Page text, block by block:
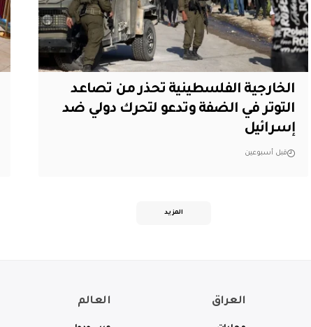
الخارجية الفلسطينية تحذر من تصاعد
التوتر في الضفة وتدعو لتحرك دولي ضد
إسرائيل
قبل أسبوعين
المزيد
العراق العالم